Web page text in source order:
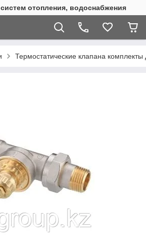
отопления, водоснабжения
Термостатические клапана